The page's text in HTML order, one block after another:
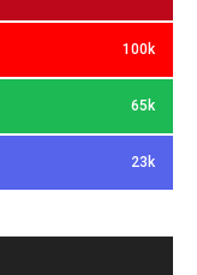
100k
65k
23k